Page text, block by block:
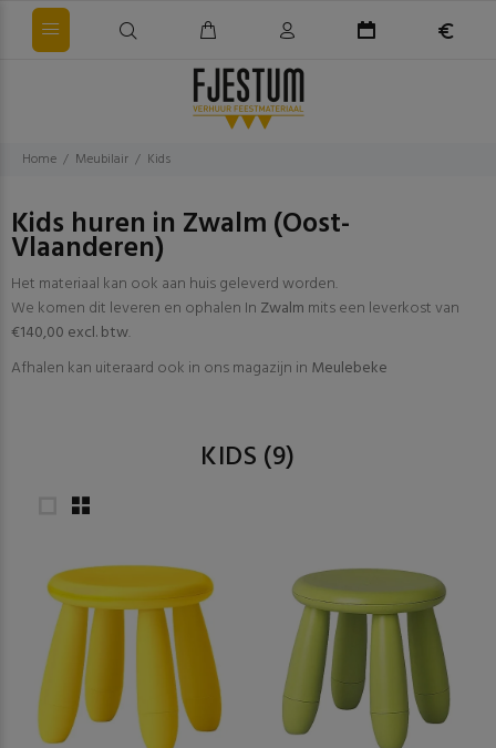
Home Meubilair Kids
Kids huren in Zwalm (Oost-
Vlaanderen)
Het materiaal kan ook aan huis geleverd worden.
We komen dit leveren en ophalen In Zwalm mits een leverkost van
€140,00 excl. btw.
Afhalen kan uiteraard ook in ons magazijn in Meulebeke
KIDS (9)